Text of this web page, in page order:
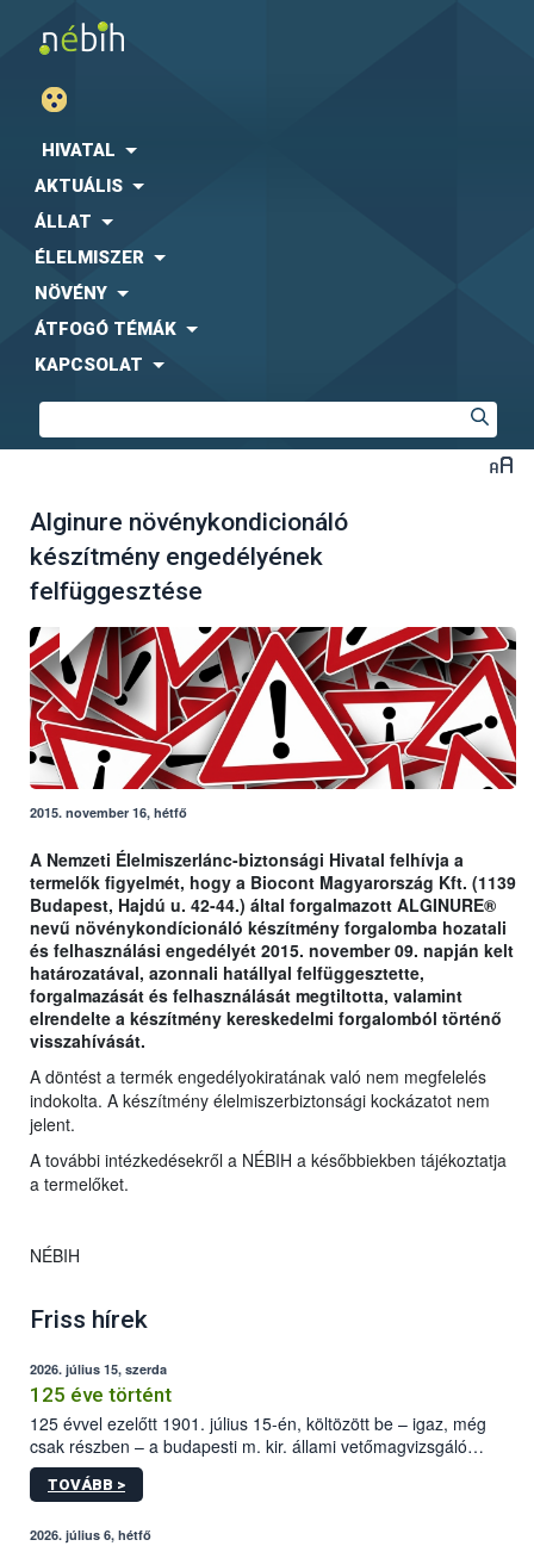
HIVATAL
AKTUÁLIS
ÁLLAT
ÉLELMISZER
NÖVÉNY
ÁTFOGÓ TÉMÁK
KAPCSOLAT
Alginure növénykondicionáló
készítmény engedélyének
felfüggesztése
2015. november 16, hétfő
A Nemzeti Élelmiszerlánc-biztonsági Hivatal felhívja a
termelők figyelmét, hogy a Biocont Magyarország Kft. (1139
Budapest, Hajdú u. 42-44.) által forgalmazott ALGINURE®
nevű növénykondícionáló készítmény forgalomba hozatali
és felhasználási engedélyét 2015. november 09. napján kelt
határozatával, azonnali hatállyal felfüggesztette,
forgalmazását és felhasználását megtiltotta, valamint
elrendelte a készítmény kereskedelmi forgalomból történő
visszahívását.
A döntést a termék engedélyokiratának való nem megfelelés
indokolta. A készítmény élelmiszerbiztonsági kockázatot nem
jelent.
A további intézkedésekről a NÉBIH a későbbiekben tájékoztatja
a termelőket.
NÉBIH
Friss hírek
2026. július 15, szerda
125 éve történt
125 évvel ezelőtt 1901. július 15-én, költözött be – igaz, még
csak részben – a budapesti m. kir. állami vetőmagvizsgáló
állomás a Kis Rókus utca 15. szám alatti, Czigler Győző által
tervezett új épületébe.
TOVÁBB >
2026. július 6, hétfő